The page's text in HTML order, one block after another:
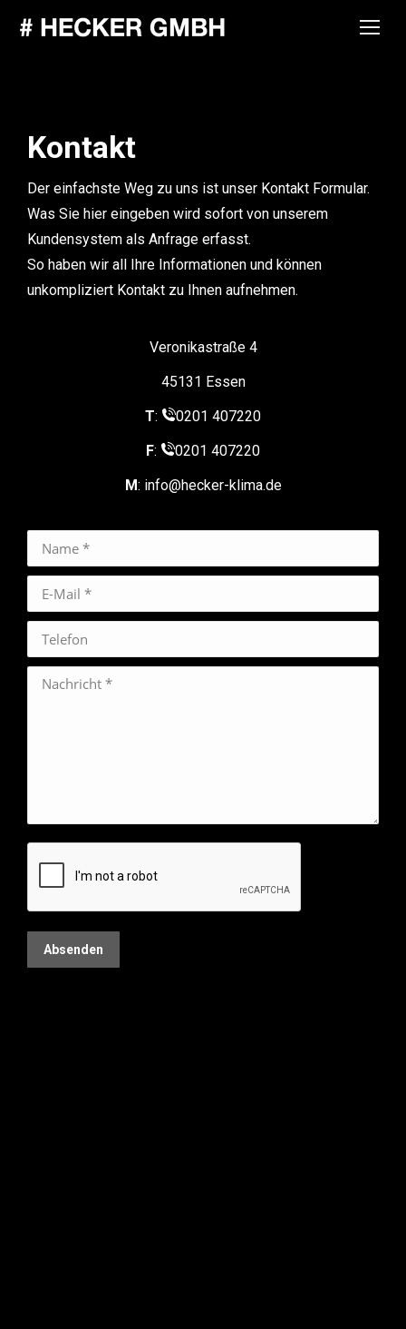
Kontakt
Der einfachste Weg zu uns ist unser Kontakt Formular.
Was Sie hier eingeben wird sofort von unserem
Kundensystem als Anfrage erfasst.
So haben wir all Ihre Informationen und können
unkompliziert Kontakt zu Ihnen aufnehmen.
Veronikastraße 4
45131 Essen
T:
0201 407220
F:
0201 407220
M: info@hecker-klima.de
Name *
E-Mail *
Telefon
Nachricht *
Absenden